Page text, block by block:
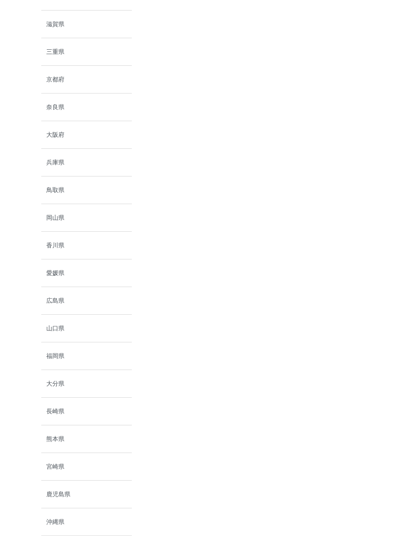
滋賀県
三重県
京都府
奈良県
大阪府
兵庫県
鳥取県
岡山県
香川県
愛媛県
広島県
山口県
福岡県
大分県
長崎県
熊本県
宮崎県
鹿児島県
沖縄県